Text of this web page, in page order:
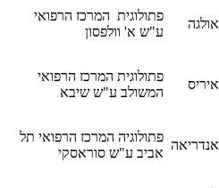
אולגה
פתולוגית המרכז הרפואי
ע"ש א' וולפסון
איריס
פתולוגית המרכז הרפואי
המשולב ע"ש שיבא
אנדריאה
פתולוגיה המרכז הרפואי תל
אביב ע"ש סוראסקי